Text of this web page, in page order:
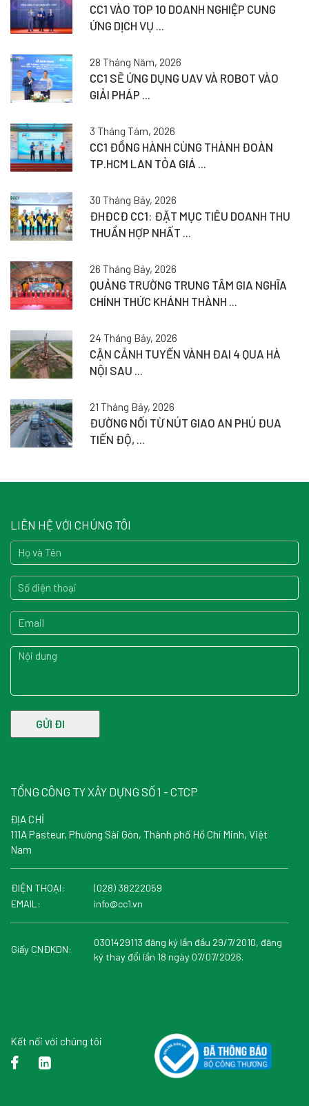
CC1 VÀO TOP 10 DOANH NGHIỆP CUNG
ỨNG DỊCH VỤ ...
28 Tháng Năm, 2026
CC1 SẼ ỨNG DỤNG UAV VÀ ROBOT VÀO
GIẢI PHÁP ...
3 Tháng Tám, 2026
CC1 ĐỒNG HÀNH CÙNG THÀNH ĐOÀN
TP.HCM LAN TỎA GIÁ ...
30 Tháng Bảy, 2026
ĐHĐCĐ CC1: ĐẶT MỤC TIÊU DOANH THU
THUẦN HỢP NHẤT ...
26 Tháng Bảy, 2026
QUẢNG TRƯỜNG TRUNG TÂM GIA NGHĨA
CHÍNH THỨC KHÁNH THÀNH ...
24 Tháng Bảy, 2026
CẬN CẢNH TUYẾN VÀNH ĐAI 4 QUA HÀ
NỘI SAU ...
21 Tháng Bảy, 2026
ĐƯỜNG NỐI TỪ NÚT GIAO AN PHÚ ĐUA
TIẾN ĐỘ, ...
LIÊN HỆ VỚI CHÚNG TÔI
TỔNG CÔNG TY XÂY DỰNG SỐ 1 - CTCP
ĐỊA CHỈ
111A Pasteur, Phường Sài Gòn, Thành phố Hồ Chí Minh, Việt
Nam
ĐIỆN THOẠI:
(028) 38222059
EMAIL:
info@cc1.vn
Giấy CNĐKDN:
0301429113 đăng ký lần đầu 29/7/2010, đăng
ký thay đổi lần 18 ngày 07/07/2026.
Kết nối với chúng tôi